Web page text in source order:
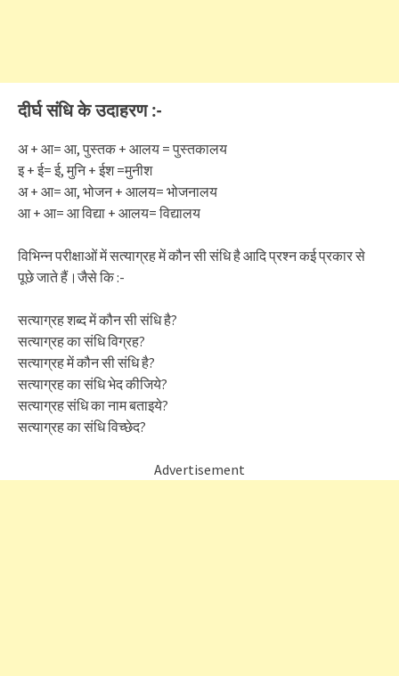
दीर्घ संधि के उदाहरण :-
अ + आ= आ, पुस्तक + आलय = पुस्तकालय
इ + ई= ई, मुनि + ईश =मुनीश
अ + आ= आ, भोजन + आलय= भोजनालय
आ + आ= आ विद्या + आलय= विद्यालय
विभिन्न परीक्षाओं में सत्याग्रह में कौन सी संधि है आदि प्रश्न कई प्रकार से
पूछे जाते हैं।जैसे कि :-
सत्याग्रह शब्द में कौन सी संधि है?
सत्याग्रह का संधि विग्रह?
सत्याग्रह में कौन सी संधि है?
सत्याग्रह का संधि भेद कीजिये?
सत्याग्रह संधि का नाम बताइये?
सत्याग्रह का संधि विच्छेद?
Advertisement